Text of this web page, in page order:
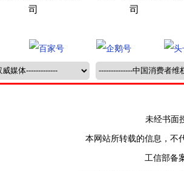
未经书面
本网站所转载的信息，不
工信部备